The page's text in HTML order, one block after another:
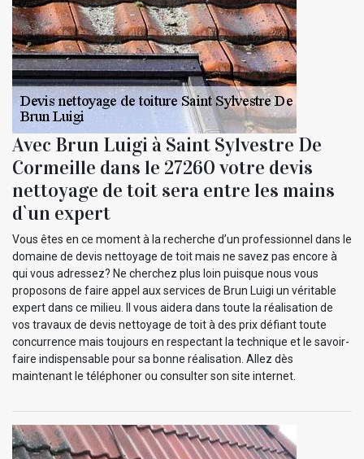
Avec Brun Luigi à Saint Sylvestre De
Cormeille dans le 27260 votre devis
nettoyage de toit sera entre les mains
d`un expert
Vous êtes en ce moment à la recherche d’un professionnel dans le
domaine de devis nettoyage de toit mais ne savez pas encore à
qui vous adressez? Ne cherchez plus loin puisque nous vous
proposons de faire appel aux services de Brun Luigi un véritable
expert dans ce milieu. Il vous aidera dans toute la réalisation de
vos travaux de devis nettoyage de toit à des prix défiant toute
concurrence mais toujours en respectant la technique et le savoir-
faire indispensable pour sa bonne réalisation. Allez dès
maintenant le téléphoner ou consulter son site internet.